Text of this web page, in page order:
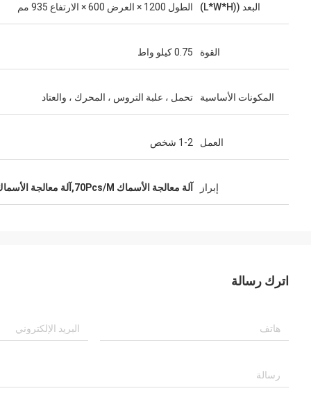
البعد ((L*W*H) الطول 1200 × العرض 600 × الارتفاع 935 مم
القوة 0.75 كيلو واط
المكونات الأساسية تحمل ، علبة التروس ، المحرك ، والعتاد
العمل 1-2 شخص
إبراز آلة معالجة الأسماك 70Pcs/M,آلة معالجة الأسماك عالية الاستقرار
اترك رسالة